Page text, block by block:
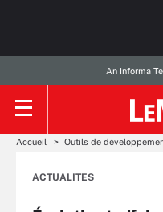
An Informa
Accueil Outils de
ACTUALITES